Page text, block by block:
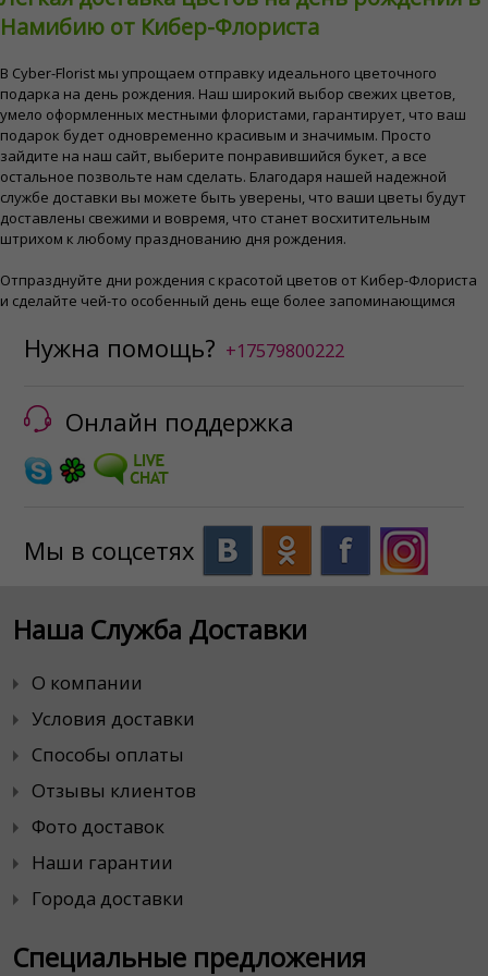
Намибию от Кибер-Флориста
В Cyber-Florist мы упрощаем отправку идеального цветочного
подарка на день рождения. Наш широкий выбор свежих цветов,
умело оформленных местными флористами, гарантирует, что ваш
подарок будет одновременно красивым и значимым. Просто
зайдите на наш сайт, выберите понравившийся букет, а все
остальное позвольте нам сделать. Благодаря нашей надежной
службе доставки вы можете быть уверены, что ваши цветы будут
доставлены свежими и вовремя, что станет восхитительным
штрихом к любому празднованию дня рождения.
Отпразднуйте дни рождения с красотой цветов от Кибер-Флориста
и сделайте чей-то особенный день еще более запоминающимся
Нужна помощь? +17579800222
Онлайн поддержка
Мы в соцсетях
Наша Служба Доставки
О компании
Условия доставки
Способы оплаты
Отзывы клиентов
Фото доставок
Наши гарантии
Города доставки
Специальные предложения